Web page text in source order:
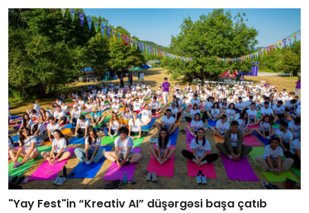
"Yay Fest"in “Kreativ AI” düşərgəsi başa çatıb